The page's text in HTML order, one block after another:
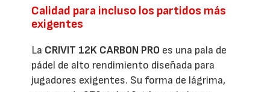
Calidad para incluso los partidos más
exigentes
La CRIVIT 12K CARBON PRO es una pala de
pádel de alto rendimiento diseñada para
jugadores exigentes. Su forma de lágrima,